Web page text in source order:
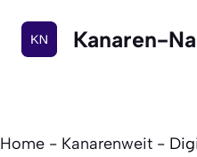
Inhalt
springen
Kanaren-
Home - Kanarenweit -